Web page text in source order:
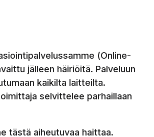
(Online-
jälleen häiriöitä. Palveluun
kaikilta laitteilta.
selvittelee parhaillaan
tästä aiheutuvaa haittaa.